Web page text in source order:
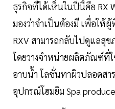
ธุรกิจที่ได้เห็นในปีนี้คือ RX
มองว่าจำเป็นต้องมี เพื่อให้ผู้
RXV สามารถกลับไปดูแลสุ
โดยวางจำหน่ายผลิตภัณฑ์ที่ใ
อาบน้ำ โลชั่นทาผิวปลอดสา
อุปกรณ์โฮมยิม Spa